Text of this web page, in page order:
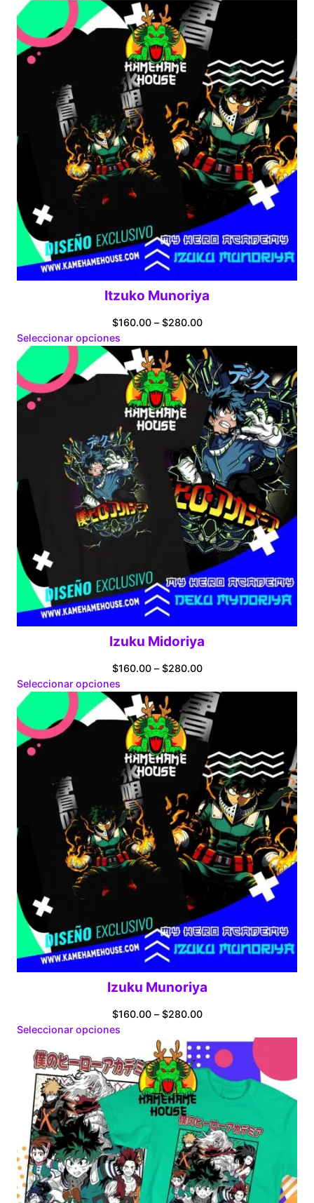
$160.00
through
$280.00
Itzuko Munoriya
$160.00 – $280.00Price
$160.00
through
$280.00
Seleccionar opciones
Izuku Midoriya
$160.00 – $280.00Price
$160.00
through
$280.00
Seleccionar opciones
Izuku Munoriya
$160.00 – $280.00Price
$160.00
through
$280.00
Seleccionar opciones